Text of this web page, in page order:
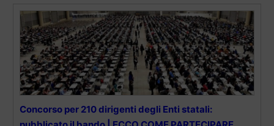
Concorso per 210 dirigenti degli Enti statali: